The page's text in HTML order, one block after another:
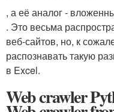
, а её аналог -
. Это весьма
веб-сайтов, но, к
распознавать такую
в Excel.
Web crawler